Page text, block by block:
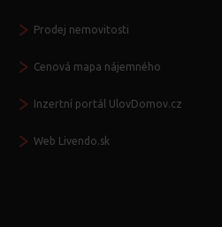
Prodej nemovitosti
Cenová mapa nájemného
Inzertní portál UlovDomov.cz
Web Livendo.sk